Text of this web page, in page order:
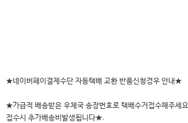
★네이버페이결제수단 자동택배 교환 반품신청경우 안내★
★가급적 배송받은 우체국 송장번호로 택배수거접수해주세
접수시 추가배송비발생됩니다★.